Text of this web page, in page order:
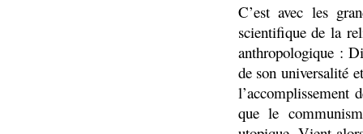
C’est avec les
scientifique de la
anthropologique :
de son universalité
l’accomplissement
que le